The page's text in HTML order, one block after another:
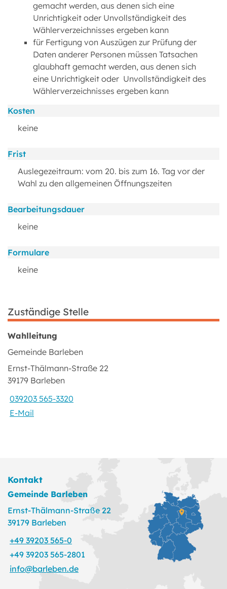
gemacht werden, aus denen sich eine
Unrichtigkeit oder Unvollständigkeit des
Wählerverzeichnisses ergeben kann
für Fertigung von Auszügen zur Prüfung der
Daten anderer Personen müssen Tatsachen
glaubhaft gemacht werden, aus denen sich
eine Unrichtigkeit oder Unvollständigkeit des
Wählerverzeichnisses ergeben kann
Kosten
keine
Frist
Auslegezeitraum: vom 20. bis zum 16. Tag vor der
Wahl zu den allgemeinen Öffnungszeiten
Bearbeitungsdauer
keine
Formulare
keine
Zuständige Stelle
Wahlleitung
Gemeinde Barleben
Ernst-Thälmann-Straße 22
39179 Barleben
039203 565-3320
E-Mail
Kontakt
Gemeinde Barleben
Ernst-Thälmann-Straße 22
39179 Barleben
+49 39203 565-0
+49 39203 565-2801
info@barleben.de